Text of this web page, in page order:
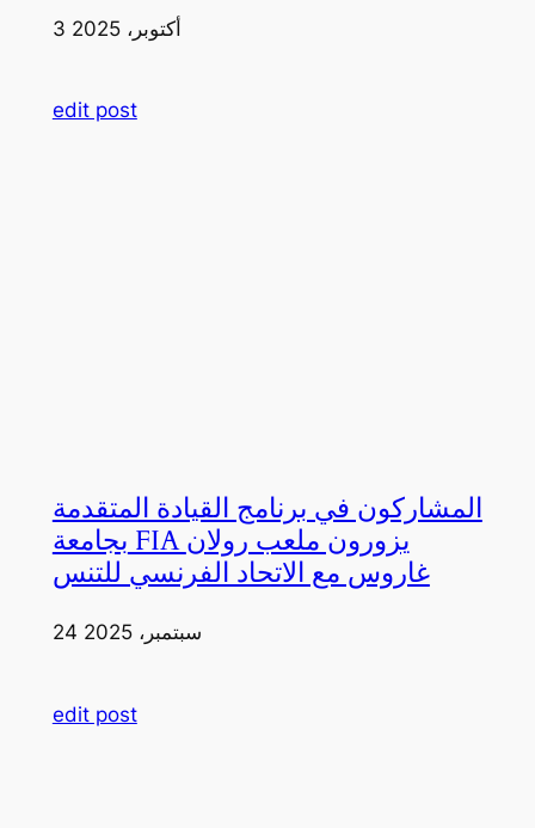
3 أكتوبر، 2025
edit post
المشاركون في برنامج القيادة المتقدمة
بجامعة FIA يزورون ملعب رولان
غاروس مع الاتحاد الفرنسي للتنس
24 سبتمبر، 2025
edit post